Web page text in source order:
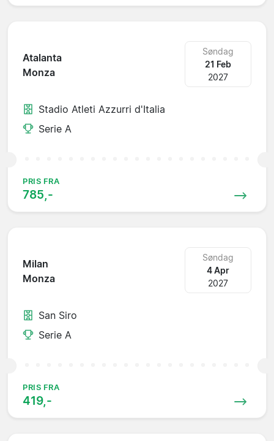
Atalanta
Monza
Søndag
21 Feb
2027
Stadio Atleti Azzurri d'Italia
Serie A
PRIS FRA
785,-
Milan
Monza
Søndag
4 Apr
2027
San Siro
Serie A
PRIS FRA
419,-